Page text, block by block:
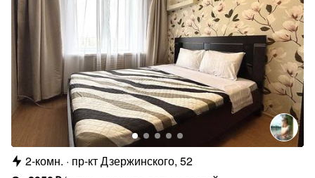
2-комн.
пр-кт Дзержинского, 52